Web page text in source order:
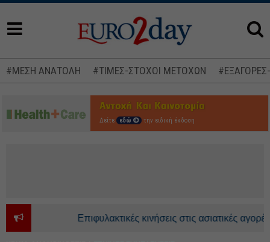
#ΜΕΣΗ ΑΝΑΤΟΛΗ #ΤΙΜΕΣ-ΣΤΟΧΟΙ ΜΕΤΟΧΩΝ
Δείτε εδώ την ειδική έκδοση
Επιφυλακτικές κινήσεις στις ασιατικές αγορές -